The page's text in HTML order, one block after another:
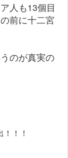
人も13個目
前に十二宮
のが真実の
！！